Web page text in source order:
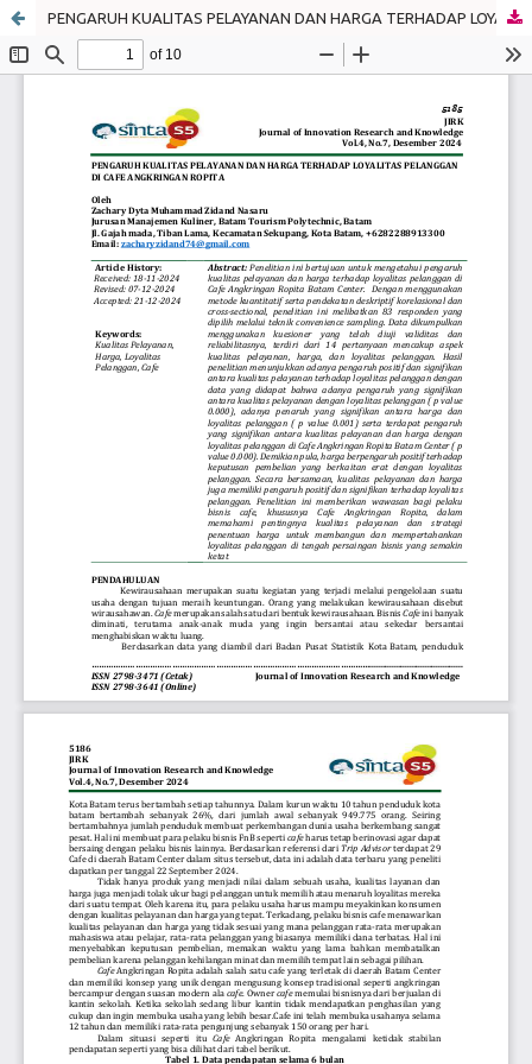
PENGARUH KUALITAS PELAYANAN DAN HARGA TERHADAP LOYALITAS PELANGGAN DI CAFE ANGKRINGAN ROPITA